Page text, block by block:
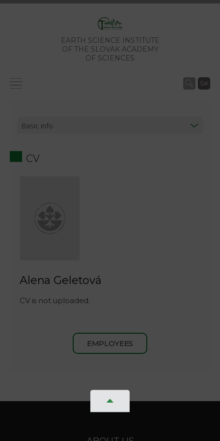
EARTH SCIENCE INSTITUTE
OF THE SLOVAK ACADEMY
OF SCIENCES
SK
CV
Alena Geletová
CV is not uploaded.
EMPLOYEES